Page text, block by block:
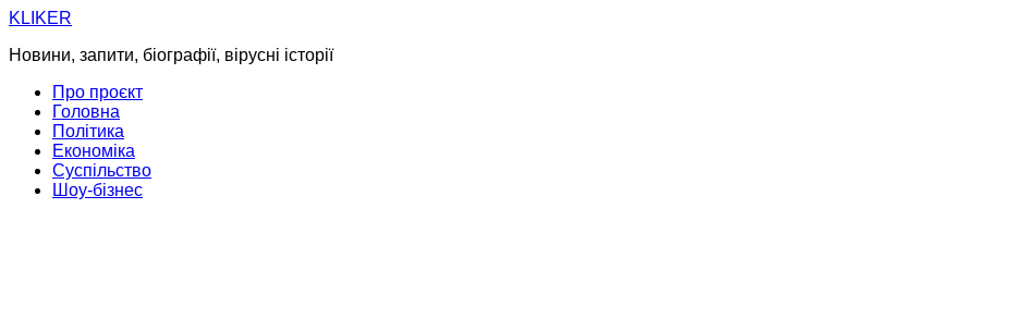
Skip
content
KLIKER
Новини, запити, біографії, вірусні історії
Про проєкт
Головна
Політика
Економіка
Суспільство
Шоу-бізнес